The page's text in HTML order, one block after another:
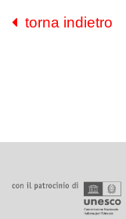
torna indietro